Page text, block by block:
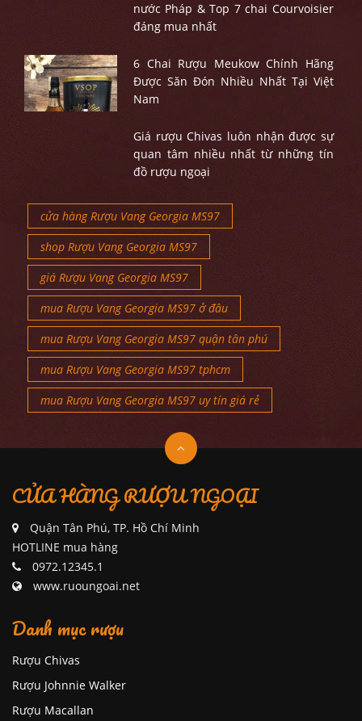
nước Pháp & Top 7 chai Courvoisier
đáng mua nhất
6 Chai Rượu Meukow Chính Hãng
Được Săn Đón Nhiều Nhất Tại Việt
Nam
Giá rượu Chivas luôn nhận được sự
quan tâm nhiều nhất từ những tín
đồ rượu ngoại
cửa hàng Rượu Vang Georgia MS97
shop Rượu Vang Georgia MS97
giá Rượu Vang Georgia MS97
mua Rượu Vang Georgia MS97 ở đâu
mua Rượu Vang Georgia MS97 quận tân phú
mua Rượu Vang Georgia MS97 tphcm
mua Rượu Vang Georgia MS97 uy tín giá rẻ
CỬA HÀNG RƯỢU NGOẠI
Quận Tân Phú, TP. Hồ Chí Minh
HOTLINE mua hàng
0972.12345.1
www.ruoungoai.net
Danh mục rượu
Rượu Chivas
Rượu Johnnie Walker
Rượu Macallan